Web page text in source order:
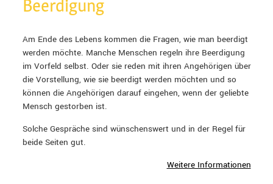
Beerdigung
Am Ende des Lebens kommen die Fragen, wie man beerdigt
werden möchte. Manche Menschen regeln ihre Beerdigung
im Vorfeld selbst. Oder sie reden mit ihren Angehörigen über
die Vorstellung, wie sie beerdigt werden möchten und so
können die Angehörigen darauf eingehen, wenn der geliebte
Mensch gestorben ist.
Solche Gespräche sind wünschenswert und in der Regel für
beide Seiten gut.
Weitere Informationen